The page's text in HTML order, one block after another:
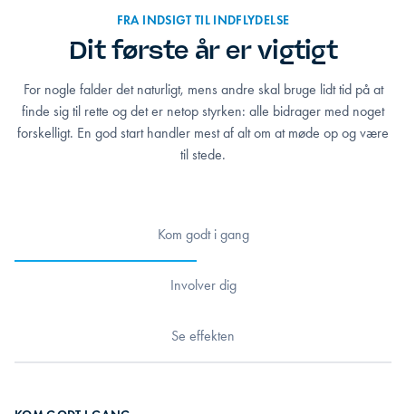
FRA INDSIGT TIL INDFLYDELSE
Dit første år er vigtigt
For nogle falder det naturligt, mens andre skal bruge lidt tid på at
finde sig til rette og det er netop styrken: alle bidrager med noget
forskelligt. En god start handler mest af alt om at møde op og være
til stede.
Kom godt i gang
Involver dig
Se effekten